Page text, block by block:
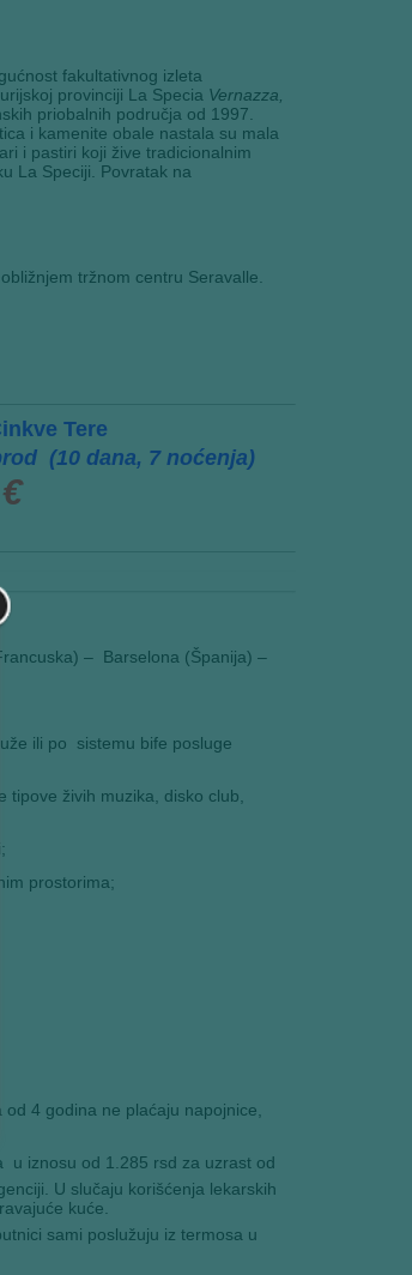
fakultativnog izleta
provinciji La Specia Vernazza,
priobalnih područja od 1997.
i kamenite obale nastala su mala
i pastiri koji žive tradicionalnim
La Speciji. Povratak na
tržnom centru Seravalle.
Tere
(10 dana, 7 noćenja)
– Barselona (Španija) –
ili po sistemu bife posluge
živih muzika, disko club,
prostorima;
4 godina ne plaćaju napojnice,
u iznosu od 1.285 rsd za uzrast od
U slučaju korišćenja lekarskih
kuće.
sami poslužuju iz termosa u